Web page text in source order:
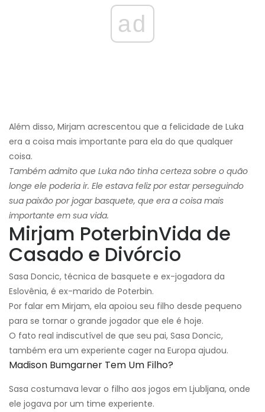
ad
Além disso, Mirjam acrescentou que a felicidade de Luka
era a coisa mais importante para ela do que qualquer
coisa.
Também admito que Luka não tinha certeza sobre o quão
longe ele poderia ir. Ele estava feliz por estar perseguindo
sua paixão por jogar basquete, que era a coisa mais
importante em sua vida.
Mirjam PoterbinVida de
Casado e Divórcio
Sasa Doncic, técnica de basquete e ex-jogadora da
Eslovênia, é ex-marido de Poterbin.
Por falar em Mirjam, ela apoiou seu filho desde pequeno
para se tornar o grande jogador que ele é hoje.
O fato real indiscutível de que seu pai, Sasa Doncic,
também era um experiente cager na Europa ajudou.
Madison Bumgarner Tem Um Filho?
Sasa costumava levar o filho aos jogos em Ljubljana, onde
ele jogava por um time experiente.